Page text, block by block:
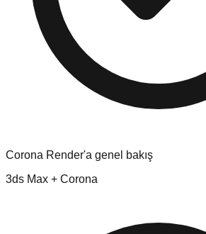
Corona Render'a genel bakış
3ds Max + Corona